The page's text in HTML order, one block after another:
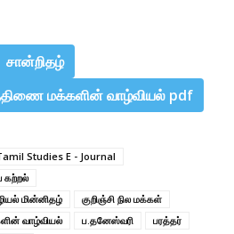
சான்றிதழ்
மக்களின் வாழ்வியல் pdf
Studies E - Journal
கற்றல்
மின்னிதழ்
குறிஞ்சி நில மக்கள்
வாழ்வியல்
ப.தனேஸ்வரி
பரத்தர்